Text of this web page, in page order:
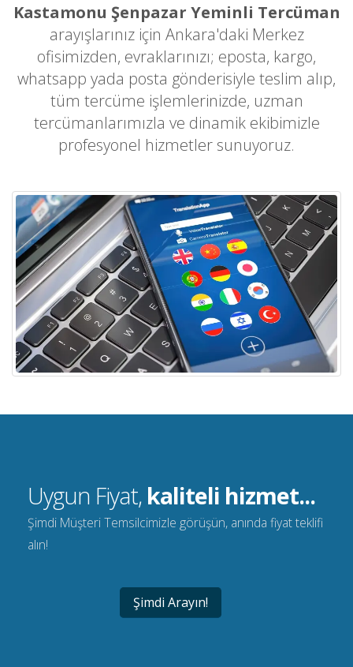
Kastamonu Şenpazar Yeminli Tercüman
arayışlarınız için Ankara'daki Merkez
ofisimizden, evraklarınızı; eposta, kargo,
whatsapp yada posta gönderisiyle teslim alıp,
tüm tercüme işlemlerinizde, uzman
tercümanlarımızla ve dinamik ekibimizle
profesyonel hizmetler sunuyoruz.
Uygun Fiyat, kaliteli hizmet...
Şimdi Müşteri Temsilcimizle görüşün, anında fiyat teklifi
alın!
Şimdi Arayın!